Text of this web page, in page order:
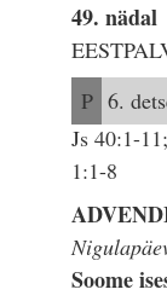
49. nädal
P 6.
Js 40:1-
1:1-8
Soome